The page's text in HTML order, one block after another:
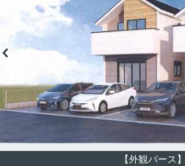
【外観パース】